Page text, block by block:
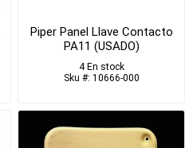
Piper Panel Llave Contacto
PA11 (USADO)
4 En stock
Sku #: 10666-000